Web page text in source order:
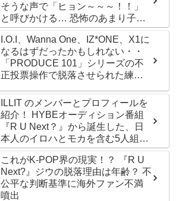
そうな声で「ヒョン～～～！！」
と呼びかける… 恐怖のあまり子供
のように駆け出す姿がかわいい
I.O.I、Wanna One、IZ*ONE、X1に
なるはずだったかもしれない・・
「PRODUCE 101」シリーズの不
正投票操作で脱落させられた練習
ILLIT のメンバーとプロフィールを
紹介！ HYBEオーディション番組
『R U Next？』から誕生した、日
本人のイロハとモカを含む5人組ガ
ールズグループ！ デビュー曲
「Magnetic」がいきなりの大ヒッ
ト
これがK-POP界の現実！？ 『R U
Next?』ジウの脱落理由は年齢？ 不
公平な判断基準に海外ファン不満
噴出